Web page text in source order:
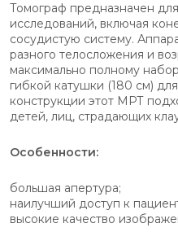
Томограф предназначен
исследований, включая
сосудистую систему.
разного телосложения и
максимально полному
гибкой катушки (180 см)
конструкции этот МРТ
детей, лиц, страдающих
Особенности:
большая апертура;
наилучший доступ к
высокие качество